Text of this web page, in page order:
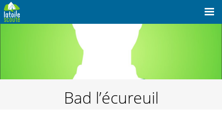
Bad l’écureuil